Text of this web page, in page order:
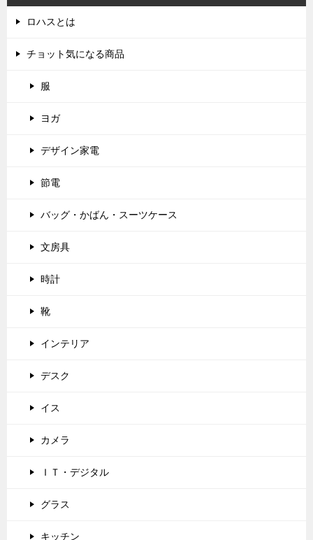
ロハスとは
チョット気になる商品
服
ヨガ
デザイン家電
節電
バッグ・かばん・スーツケース
文房具
時計
靴
インテリア
デスク
イス
カメラ
ＩＴ・デジタル
グラス
キッチン